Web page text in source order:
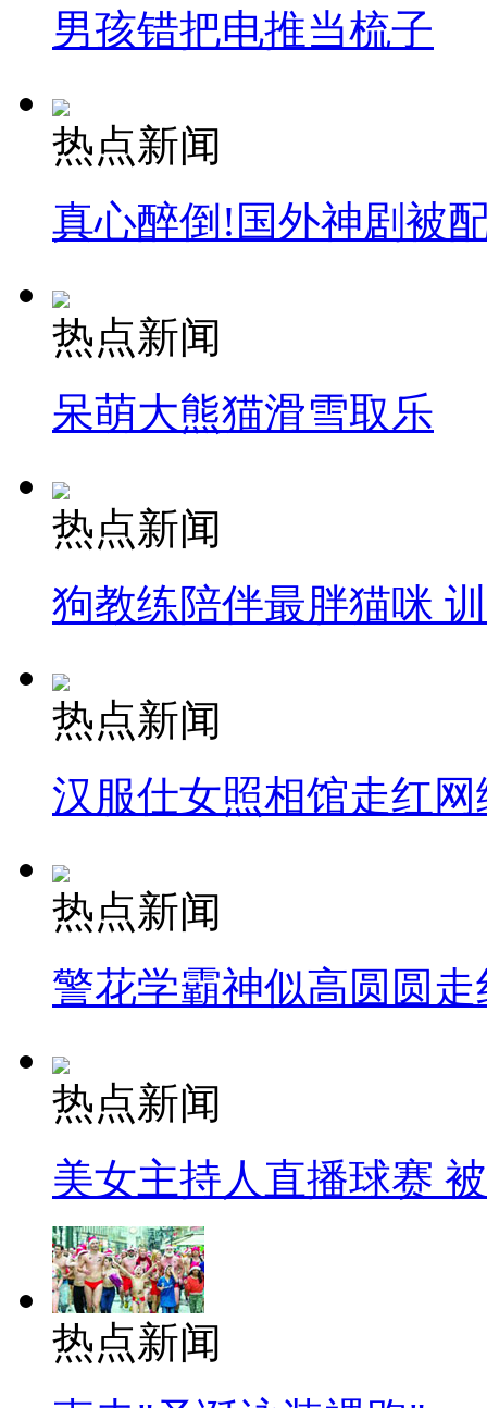
司机酒驾遇交警 急速倒车逃窜
男孩错把电推当梳子
热点新闻
真心醉倒!国外神剧被
热点新闻
呆萌大熊猫滑雪取乐
热点新闻
狗教练陪伴最胖猫咪
热点新闻
汉服仕女照相馆走红网
热点新闻
警花学霸神似高圆圆走
热点新闻
美女主持人直播球赛
热点新闻